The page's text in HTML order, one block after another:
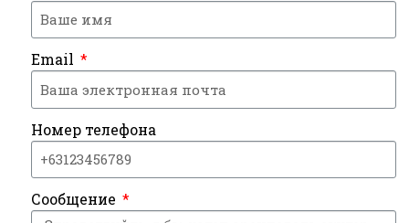
Email
Номер телефона
Сообщение